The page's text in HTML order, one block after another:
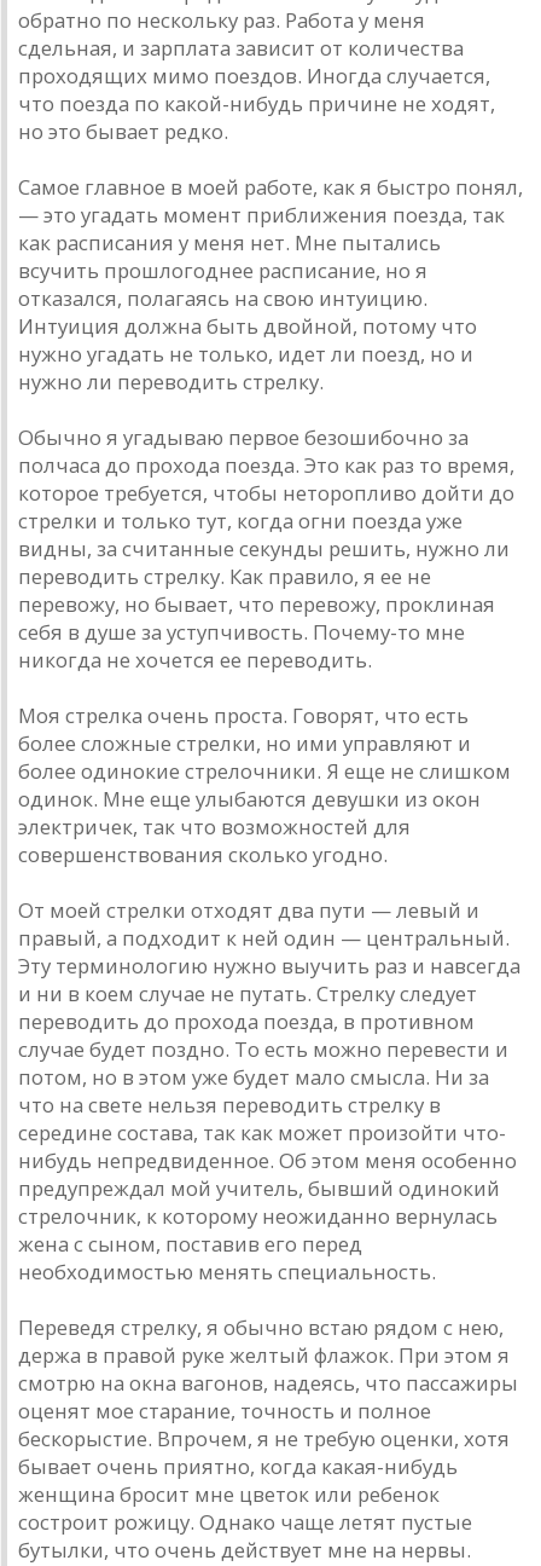
обратно по нескольку раз. Работа у меня
сдельная, и зарплата зависит от количества
проходящих мимо поездов. Иногда случается,
что поезда по какой-нибудь причине не ходят,
но это бывает редко.
Самое главное в моей работе, как я быстро понял,
— это угадать момент приближения поезда, так
как расписания у меня нет. Мне пытались
всучить прошлогоднее расписание, но я
отказался, полагаясь на свою интуицию.
Интуиция должна быть двойной, потому что
нужно угадать не только, идет ли поезд, но и
нужно ли переводить стрелку.
Обычно я угадываю первое безошибочно за
полчаса до прохода поезда. Это как раз то время,
которое требуется, чтобы неторопливо дойти до
стрелки и только тут, когда огни поезда уже
видны, за считанные секунды решить, нужно ли
переводить стрелку. Как правило, я ее не
перевожу, но бывает, что перевожу, проклиная
себя в душе за уступчивость. Почему-то мне
никогда не хочется ее переводить.
Моя стрелка очень проста. Говорят, что есть
более сложные стрелки, но ими управляют и
более одинокие стрелочники. Я еще не слишком
одинок. Мне еще улыбаются девушки из окон
электричек, так что возможностей для
совершенствования сколько угодно.
От моей стрелки отходят два пути — левый и
правый, а подходит к ней один — центральный.
Эту терминологию нужно выучить раз и навсегда
и ни в коем случае не путать. Стрелку следует
переводить до прохода поезда, в противном
случае будет поздно. То есть можно перевести и
потом, но в этом уже будет мало смысла. Ни за
что на свете нельзя переводить стрелку в
середине состава, так как может произойти что-
нибудь непредвиденное. Об этом меня особенно
предупреждал мой учитель, бывший одинокий
стрелочник, к которому неожиданно вернулась
жена с сыном, поставив его перед
необходимостью менять специальность.
Переведя стрелку, я обычно встаю рядом с нею,
держа в правой руке желтый флажок. При этом я
смотрю на окна вагонов, надеясь, что пассажиры
оценят мое старание, точность и полное
бескорыстие. Впрочем, я не требую оценки, хотя
бывает очень приятно, когда какая-нибудь
женщина бросит мне цветок или ребенок
состроит рожицу. Однако чаще летят пустые
бутылки, что очень действует мне на нервы.